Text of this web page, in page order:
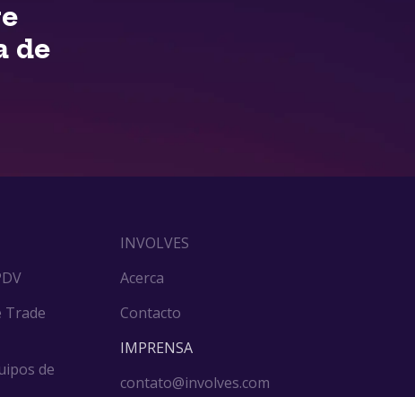
de
Trade
de
INVOLVES
Acerca
Contacto
IMPRENSA
contato@involves.com